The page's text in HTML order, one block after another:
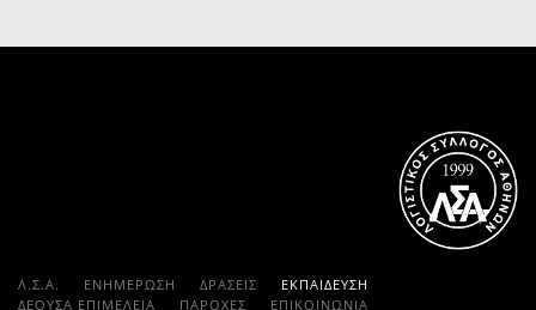
Λ.Σ.Α. ΕΝΗΜΕΡΩΣΗ ΔΡΑΣΕΙΣ
ΕΚΠΑΊΔΕΥΣΗ
ΔΕΟΥΣΑ ΕΠΙΜΕΛΕΙΑ
ΠΑΡΟΧΈΣ ΕΠΙΚΟΙΝΩΝΊΑ